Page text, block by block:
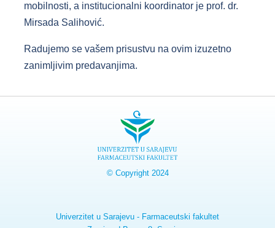
mobilnosti, a institucionalni koordinator je prof. dr.
Mirsada Salihović.
Radujemo se vašem prisustvu na ovim izuzetno
zanimljivim predavanjima.
© Copyright 2024
Univerzitet u Sarajevu - Farmaceutski fakultet